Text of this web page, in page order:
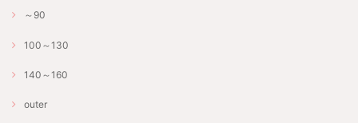
～90
100～130
140～160
outer